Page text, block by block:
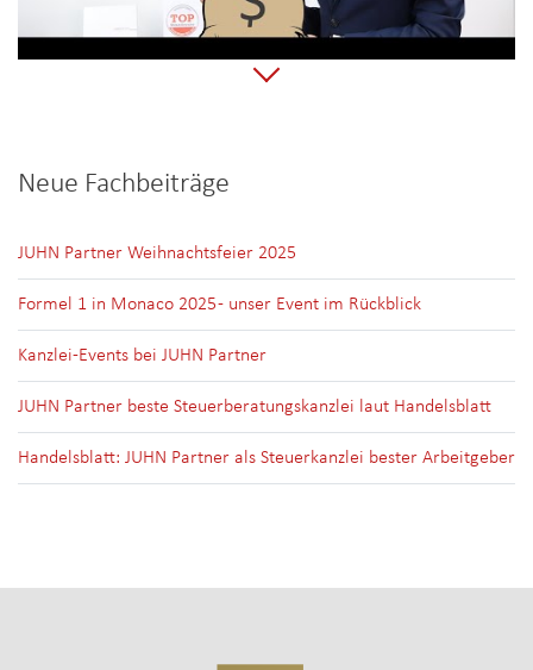
Neue Fachbeiträge
JUHN Partner Weihnachtsfeier 2025
Formel 1 in Monaco 2025 - unser Event im Rückblick
Kanzlei-Events bei JUHN Partner
JUHN Partner beste Steuerberatungskanzlei laut Handelsblatt
Handelsblatt: JUHN Partner als Steuerkanzlei bester Arbeitgeber